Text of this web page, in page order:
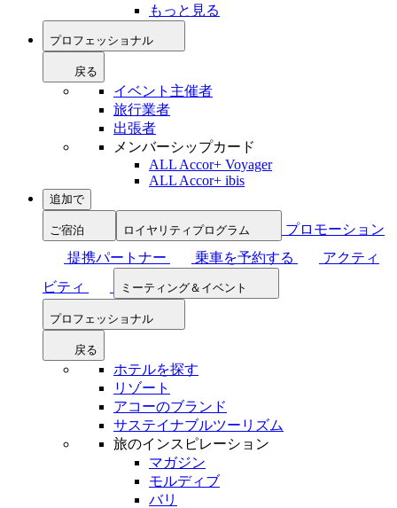
もっと見る
プロフェッショナル
戻る
イベント主催者
旅行業者
出張者
メンバーシップカード
ALL Accor+ Voyager
ALL Accor+ ibis
追加で
ご宿泊 ロイヤリティプログラム
プロモーション
提携パートナー
乗車を予約する
アクティ
ビティ
ミーティング＆イベント
プロフェッショナル
戻る
ホテルを探す
リゾート
アコーのブランド
サステイナブルツーリズム
旅のインスピレーション
マガジン
モルディブ
バリ